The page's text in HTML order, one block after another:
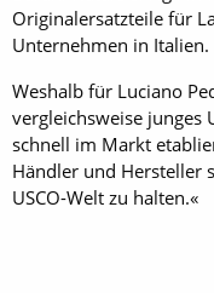
Originalersatzteile für
Unternehmen in Italien.
Weshalb für Luciano
vergleichsweise junges
schnell im Markt
Händler und Hersteller
USCO-Welt zu halten.«